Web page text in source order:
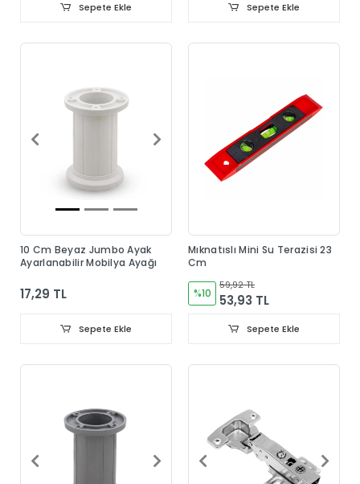
Sepete Ekle Sepete Ekle
10 Cm Beyaz Jumbo Ayak
Ayarlanabilir Mobilya Ayağı
17,29 TL
Sepete Ekle
Mıknatıslı Mini Su Terazisi 23
Cm
%10
59,92 TL
53,93 TL
Sepete Ekle